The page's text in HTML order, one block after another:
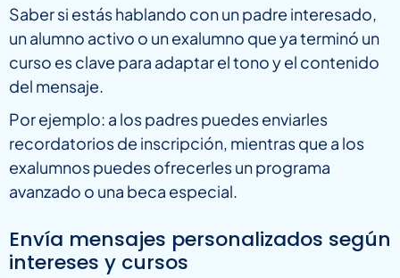
Saber si estás hablando con un padre interesado,
un alumno activo o un exalumno que ya terminó un
curso es clave para adaptar el tono y el contenido
del mensaje.
Por ejemplo: a los padres puedes enviarles
recordatorios de inscripción, mientras que a los
exalumnos puedes ofrecerles un programa
avanzado o una beca especial.
Envía mensajes personalizados según
intereses y cursos